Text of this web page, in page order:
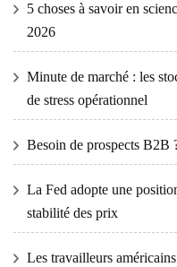
5 choses à savoir en
2026
Minute de marché : les
de stress opérationnel
Besoin de prospects B2B
La Fed adopte une
stabilité des prix
Les travailleurs